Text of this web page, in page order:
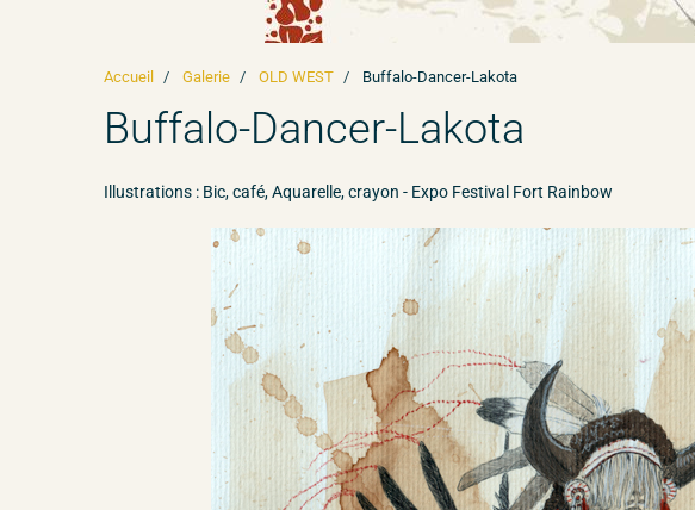
Accueil Galerie OLD WEST Buffalo-Dancer-Lakota
Buffalo-Dancer-Lakota
Illustrations : Bic, café, Aquarelle, crayon - Expo Festival Fort Rainbow